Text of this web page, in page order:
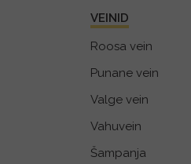
VEINID
Roosa vein
Punane vein
Valge vein
Vahuvein
Šampanja